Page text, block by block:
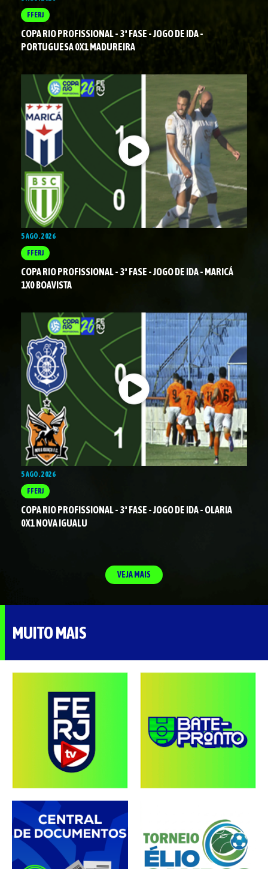
FFERJ
COPA RIO PROFISSIONAL - 3ª FASE - JOGO DE IDA -
PORTUGUESA 0X1 MADUREIRA
5 AGO. 2026
FFERJ
COPA RIO PROFISSIONAL - 3ª FASE - JOGO DE IDA - MARICÁ
1X0 BOAVISTA
5 AGO. 2026
FFERJ
COPA RIO PROFISSIONAL - 3ª FASE - JOGO DE IDA - OLARIA
0X1 NOVA IGUALU
VEJA MAIS
MUITO MAIS